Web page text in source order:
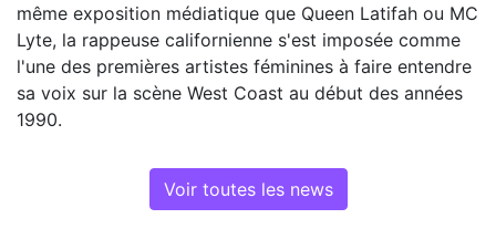
même exposition médiatique que Queen Latifah ou MC
Lyte, la rappeuse californienne s'est imposée comme
l'une des premières artistes féminines à faire entendre
sa voix sur la scène West Coast au début des années
1990.
Voir toutes les news